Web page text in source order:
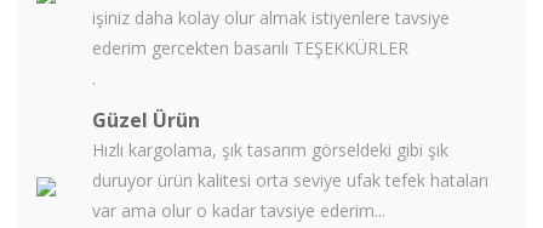
işiniz daha kolay olur almak istiyenlere tavsiye
ederim gercekten basarılı TEŞEKKÜRLER
.
Güzel Ürün
Hızlı kargolama, şık tasarım görseldeki gibi şık
duruyor ürün kalitesi orta seviye ufak tefek hataları
var ama olur o kadar tavsiye ederim...